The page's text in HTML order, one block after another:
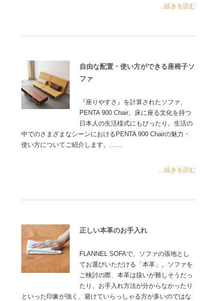
...続きを読む
自由な配置・使い方ができる座椅子ソ
ファ
『座りやすさ』を計算されたソファ、
PENTA 900 Chair。床に座る文化を持つ
日本人の生活様式にもぴったり。生活の
中でのさまざまなシーンにおけるPENTA 900 Chairの魅力・
使い方についてご紹介します。……
...続きを読む
正しい本革のお手入れ
FLANNEL SOFAで、ソファの張地とし
てお選びいただける「本革」。ソファを
ご検討の際、本革は扱いが難しそうだっ
たり、お手入れ方法が分からなかったり
といった印象が強く、避けていらっしゃる方が多いのではな